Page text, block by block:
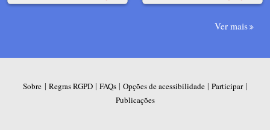
Ver mais
Sobre | Regras RGPD| FAQs| Opções de acessibilidade| Participar|
Publicações